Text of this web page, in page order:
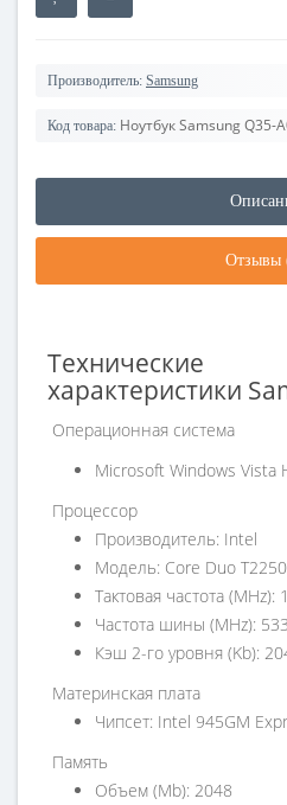
Производитель: Samsung
Код товара: Ноутбук Samsung Q35-
Отзывы
Технические
характеристики
Операционная система
Microsoft Windows Vista
Процессор
Производитель: Intel
Модель: Core Duo T2250
Тактовая частота (MHz):
Частота шины (MHz): 533
Кэш 2-го уровня (Kb):
Материнская плата
Чипсет: Intel 945GM
Память
Объем (Mb): 2048